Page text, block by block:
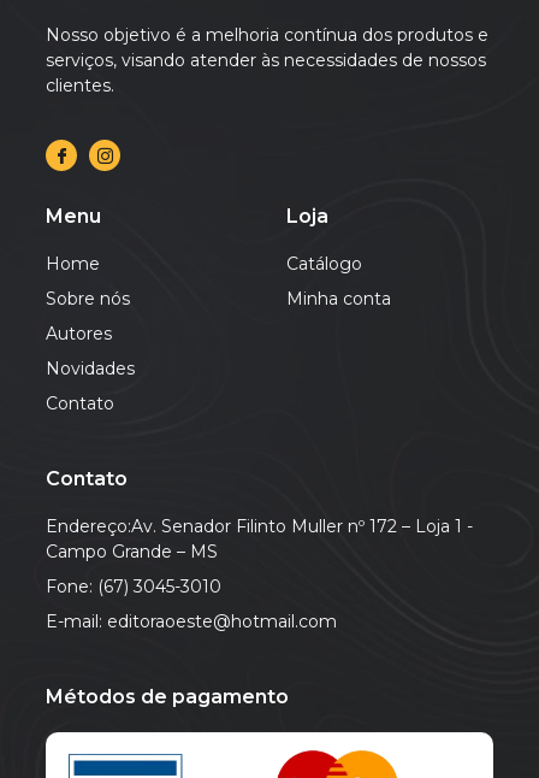
Nosso objetivo é a melhoria contínua dos produtos e
serviços, visando atender às necessidades de nossos
clientes.
Menu
Home
Sobre nós
Autores
Novidades
Contato
Loja
Catálogo
Minha conta
Contato
Endereço:Av. Senador Filinto Muller nº 172 – Loja 1 -
Campo Grande – MS
Fone: (67) 3045-3010
E-mail: editoraoeste@hotmail.com
Métodos de pagamento